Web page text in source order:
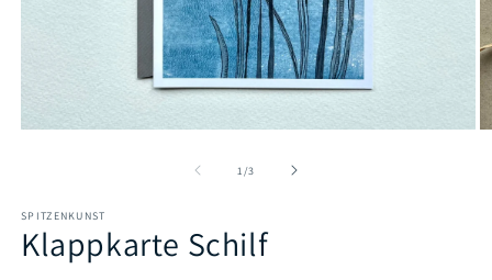
1 /von
3
SPITZENKUNST
Klappkarte Schilf